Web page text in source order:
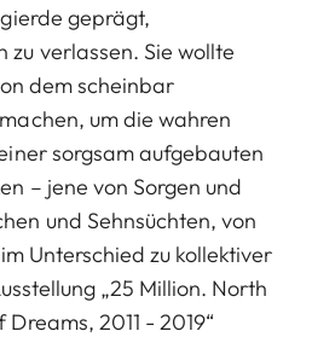
geprägt,
zu verlassen. Sie wollte
dem scheinbar
um die wahren
sorgsam aufgebauten
– jene von Sorgen und
und Sehnsüchten, von
Unterschied zu kollektiver
„25 Million. North
2011 - 2019“